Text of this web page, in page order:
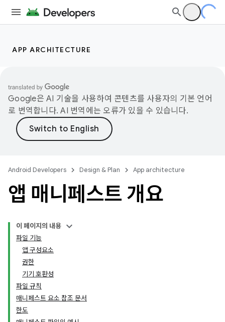
APP ARCHITECTURE
Google은 AI 기술을 사용하여 콘텐츠를 사용자의 기본 언어
로 번역합니다. AI 번역에는 오류가 있을 수 있습니다.
Android Developers Design & Plan App architecture
앱 매니페스트 개요
이 페이지의 내용
파일 기능
앱 구성요소
권한
기기 호환성
파일 규칙
매니페스트 요소 참조 문서
한도